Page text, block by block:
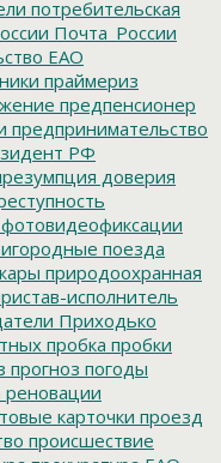
потребительская
Почта_России
ЕАО
праймериз
предпенсионер
предпринимательство
РФ
доверия
поезда
природоохранная
исполнитель
Приходько
пробка пробки
прогноз погоды
реновации
карточки проезд
происшествие